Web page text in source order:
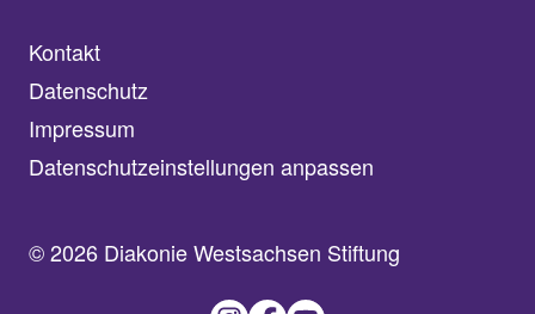
Kontakt
Datenschutz
Impressum
Datenschutzeinstellungen anpassen
© 2026 Diakonie Westsachsen Stiftung